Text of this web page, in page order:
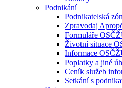
Podnikání
Podnikatelská
Zpravodaj
Formuláře
Životní situace
Informace
Poplatky a jiné
Ceník služeb
Setkání s